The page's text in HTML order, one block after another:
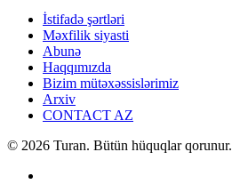
İstifadə şərtləri
Məxfilik siyasti
Abunə
Haqqımızda
Bizim mütəxəssislərimiz
Arxiv
CONTACT AZ
© 2026 Turan. Bütün hüquqlar qorunur.